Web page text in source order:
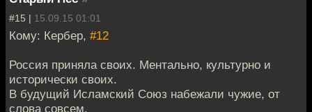
#15 | 15.09.15 01:01
Кому: Кербер, #12
Россия приняла своих. Ментально, культурно и
исторически своих.
В будущий Исламский Союз набежали чужие, от
слова совсем.